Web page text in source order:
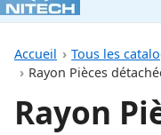
Accueil Tous les
Rayon Pièces
Rayon